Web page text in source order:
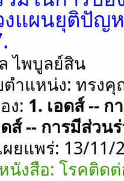
แผนยุติปัญ
ไพบูลย์สิน
ตำแหน่ง: ทรง
ง: 1. เอดส์ --
ส์ -- การมีส่วน
ผยแพร่: 13/11/
นังสือ: โรคติด